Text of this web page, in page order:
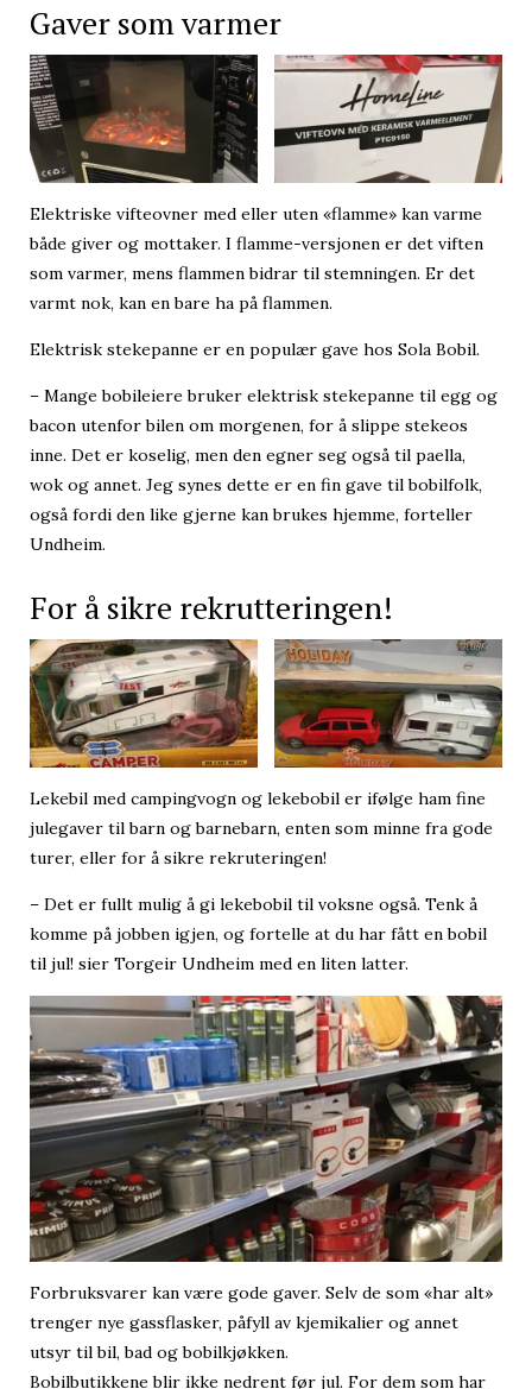
Gaver som varmer
Elektriske vifteovner med eller uten «flamme» kan varme
både giver og mottaker. I flamme-versjonen er det viften
som varmer, mens flammen bidrar til stemningen. Er det
varmt nok, kan en bare ha på flammen.
Elektrisk stekepanne er en populær gave hos Sola Bobil.
– Mange bobileiere bruker elektrisk stekepanne til egg og
bacon utenfor bilen om morgenen, for å slippe stekeos
inne. Det er koselig, men den egner seg også til paella,
wok og annet. Jeg synes dette er en fin gave til bobilfolk,
også fordi den like gjerne kan brukes hjemme, forteller
Undheim.
For å sikre rekrutteringen!
Lekebil med campingvogn og lekebobil er ifølge ham fine
julegaver til barn og barnebarn, enten som minne fra gode
turer, eller for å sikre rekruteringen!
– Det er fullt mulig å gi lekebobil til voksne også. Tenk å
komme på jobben igjen, og fortelle at du har fått en bobil
til jul! sier Torgeir Undheim med en liten latter.
Forbruksvarer kan være gode gaver. Selv de som «har alt»
trenger nye gassflasker, påfyll av kjemikalier og annet
utsyr til bil, bad og bobilkjøkken.
Bobilbutikkene blir ikke nedrent før jul. For dem som har